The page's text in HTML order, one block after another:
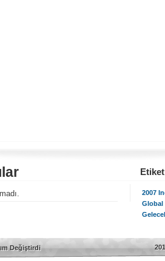
2007
Global
Değiştirdi